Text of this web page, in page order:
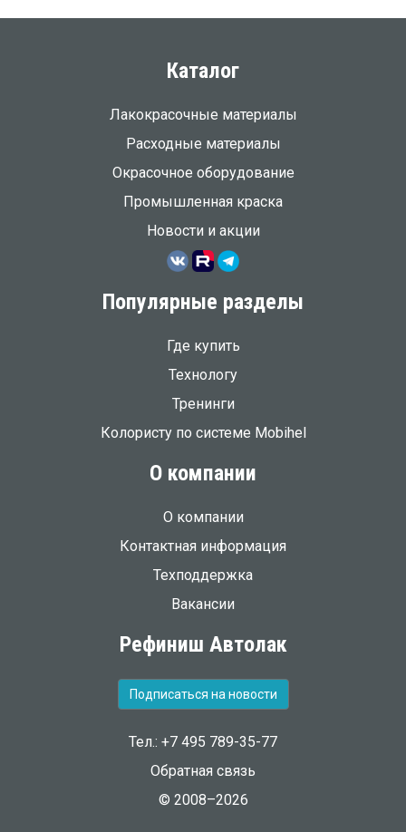
Каталог
Лакокрасочные материалы
Расходные материалы
Окрасочное оборудование
Промышленная краска
Новости и акции
Популярные разделы
Где купить
Технологу
Тренинги
Колористу по системе Mobihel
О компании
О компании
Контактная информация
Техподдержка
Вакансии
Рефиниш Автолак
Подписаться на новости
Тел.: +7 495 789-35-77
Обратная связь
© 2008–2026